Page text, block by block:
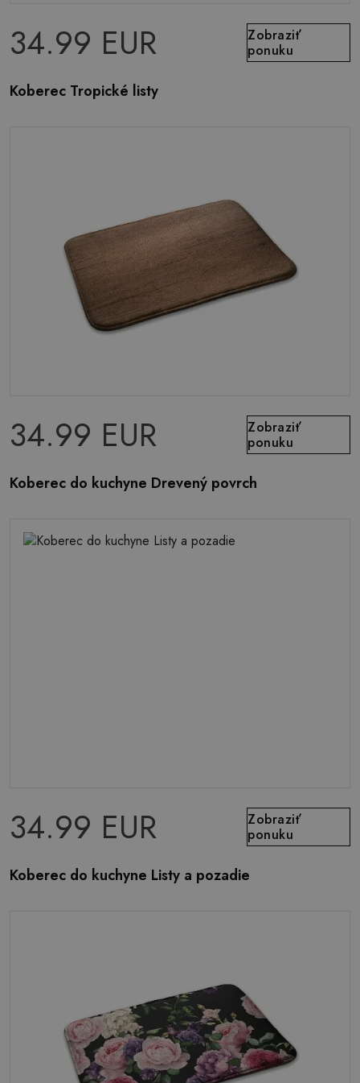
34.99 EUR
Zobraziť
ponuku
Koberec Tropické listy
34.99 EUR
Zobraziť
ponuku
Koberec do kuchyne Drevený povrch
34.99 EUR
Zobraziť
ponuku
Koberec do kuchyne Listy a pozadie